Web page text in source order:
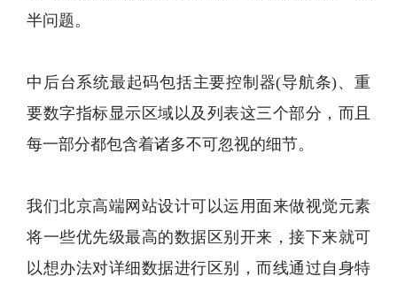
半问题。
中后台系统最起码包括主要控制器(导航条)、重
要数字指标显示区域以及列表这三个部分，而且
每一部分都包含着诸多不可忽视的细节。
我们北京高端网站设计可以运用面来做视觉元素
将一些优先级最高的数据区别开来，接下来就可
以想办法对详细数据进行区别，而线通过自身特